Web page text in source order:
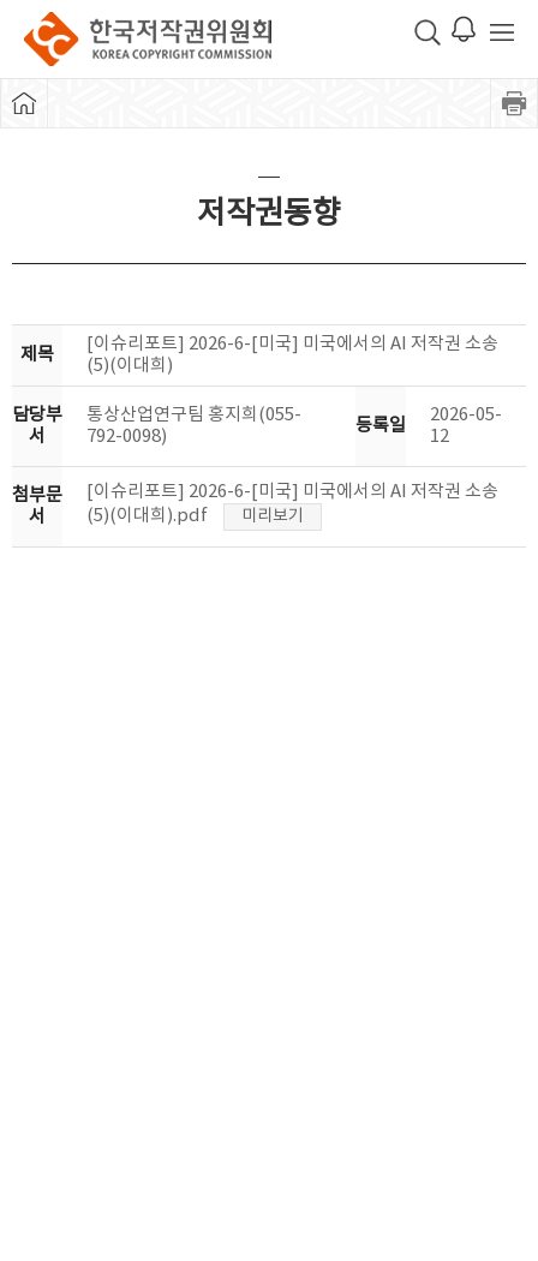
저작권동향
제목
[이슈리포트] 2026-6-[미국] 미국에서의 AI 저작권 소송
(5)(이대희)
담당부
서
통상산업연구팀 홍지희(055-
792-0098)
등록일
2026-05-
12
첨부문
서
[이슈리포트] 2026-6-[미국] 미국에서의 AI 저작권 소송
(5)(이대희).pdf
미리보기